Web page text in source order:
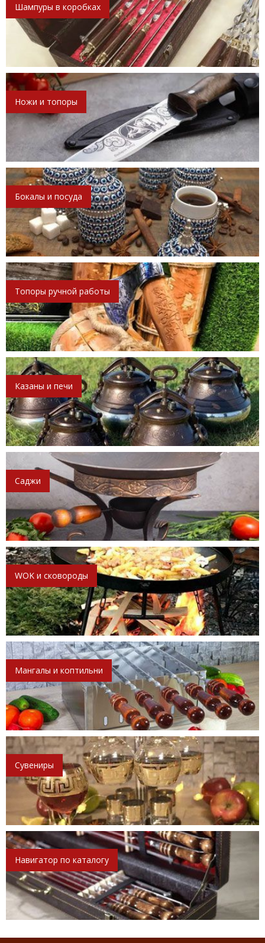
Шампуры в коробках
Ножи и топоры
Бокалы и посуда
Топоры ручной работы
Казаны и печи
Саджи
WOK и сковороды
Мангалы и коптильни
Сувениры
Навигатор по каталогу